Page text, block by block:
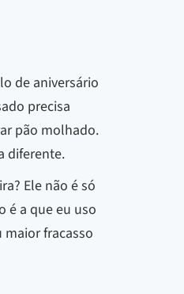
de aniversário
precisa
pão molhado.
diferente.
Ele não é só
é a que eu uso
maior fracasso